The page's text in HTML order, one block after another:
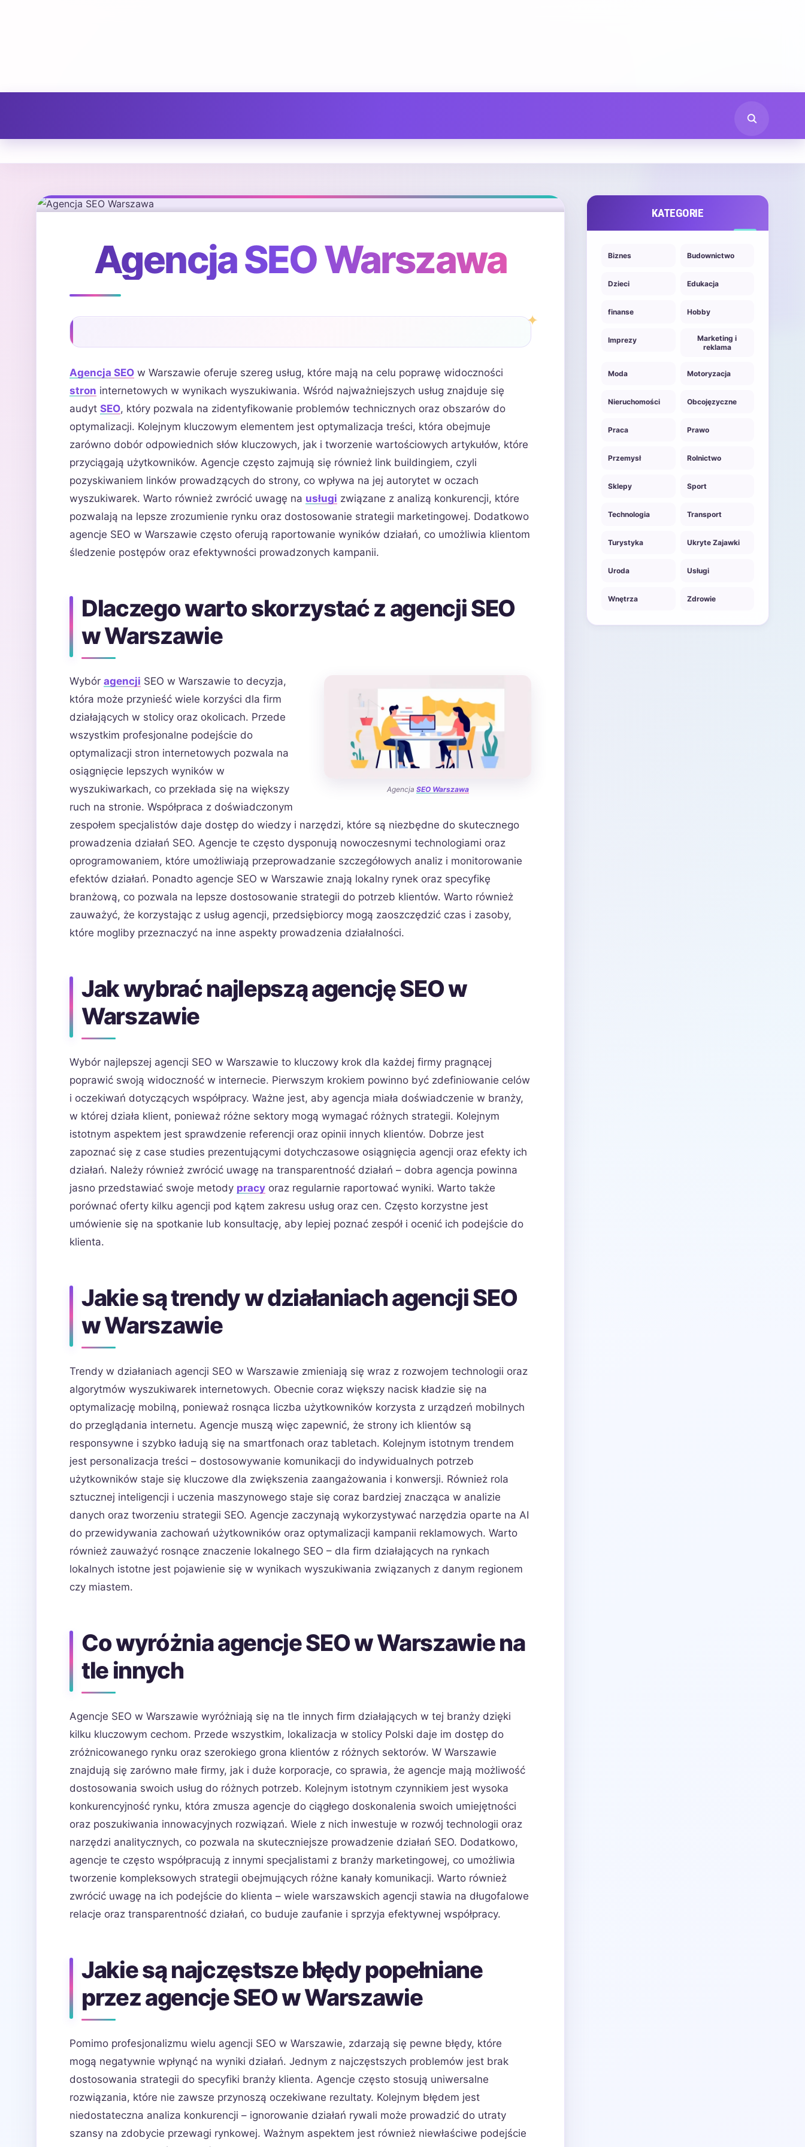
Agencja SEO Warszawa
Agencja SEO w Warszawie oferuje szereg usług, które mają na celu poprawę widoczności
stron internetowych w wynikach wyszukiwania. Wśród najważniejszych usług znajduje się
audyt SEO, który pozwala na zidentyfikowanie problemów technicznych oraz obszarów do
optymalizacji. Kolejnym kluczowym elementem jest optymalizacja treści, która obejmuje
zarówno dobór odpowiednich słów kluczowych, jak i tworzenie wartościowych artykułów, które
przyciągają użytkowników. Agencje często zajmują się również link buildingiem, czyli
pozyskiwaniem linków prowadzących do strony, co wpływa na jej autorytet w oczach
wyszukiwarek. Warto również zwrócić uwagę na usługi związane z analizą konkurencji, które
pozwalają na lepsze zrozumienie rynku oraz dostosowanie strategii marketingowej. Dodatkowo
agencje SEO w Warszawie często oferują raportowanie wyników działań, co umożliwia klientom
śledzenie postępów oraz efektywności prowadzonych kampanii.
Dlaczego warto skorzystać z agencji SEO
w Warszawie
Agencja SEO Warszawa
Wybór agencji SEO w Warszawie to decyzja,
która może przynieść wiele korzyści dla firm
działających w stolicy oraz okolicach. Przede
wszystkim profesjonalne podejście do
optymalizacji stron internetowych pozwala na
osiągnięcie lepszych wyników w
wyszukiwarkach, co przekłada się na większy
ruch na stronie. Współpraca z doświadczonym
zespołem specjalistów daje dostęp do wiedzy i narzędzi, które są niezbędne do skutecznego
prowadzenia działań SEO. Agencje te często dysponują nowoczesnymi technologiami oraz
oprogramowaniem, które umożliwiają przeprowadzanie szczegółowych analiz i monitorowanie
efektów działań. Ponadto agencje SEO w Warszawie znają lokalny rynek oraz specyfikę
branżową, co pozwala na lepsze dostosowanie strategii do potrzeb klientów. Warto również
zauważyć, że korzystając z usług agencji, przedsiębiorcy mogą zaoszczędzić czas i zasoby,
które mogliby przeznaczyć na inne aspekty prowadzenia działalności.
Jak wybrać najlepszą agencję SEO w
Warszawie
Wybór najlepszej agencji SEO w Warszawie to kluczowy krok dla każdej firmy pragnącej
poprawić swoją widoczność w internecie. Pierwszym krokiem powinno być zdefiniowanie celów
i oczekiwań dotyczących współpracy. Ważne jest, aby agencja miała doświadczenie w branży,
w której działa klient, ponieważ różne sektory mogą wymagać różnych strategii. Kolejnym
istotnym aspektem jest sprawdzenie referencji oraz opinii innych klientów. Dobrze jest
zapoznać się z case studies prezentującymi dotychczasowe osiągnięcia agencji oraz efekty ich
działań. Należy również zwrócić uwagę na transparentność działań – dobra agencja powinna
jasno przedstawiać swoje metody pracy oraz regularnie raportować wyniki. Warto także
porównać oferty kilku agencji pod kątem zakresu usług oraz cen. Często korzystne jest
umówienie się na spotkanie lub konsultację, aby lepiej poznać zespół i ocenić ich podejście do
klienta.
Jakie są trendy w działaniach agencji SEO
w Warszawie
Trendy w działaniach agencji SEO w Warszawie zmieniają się wraz z rozwojem technologii oraz
algorytmów wyszukiwarek internetowych. Obecnie coraz większy nacisk kładzie się na
optymalizację mobilną, ponieważ rosnąca liczba użytkowników korzysta z urządzeń mobilnych
do przeglądania internetu. Agencje muszą więc zapewnić, że strony ich klientów są
responsywne i szybko ładują się na smartfonach oraz tabletach. Kolejnym istotnym trendem
jest personalizacja treści – dostosowywanie komunikacji do indywidualnych potrzeb
użytkowników staje się kluczowe dla zwiększenia zaangażowania i konwersji. Również rola
sztucznej inteligencji i uczenia maszynowego staje się coraz bardziej znacząca w analizie
danych oraz tworzeniu strategii SEO. Agencje zaczynają wykorzystywać narzędzia oparte na AI
do przewidywania zachowań użytkowników oraz optymalizacji kampanii reklamowych. Warto
również zauważyć rosnące znaczenie lokalnego SEO – dla firm działających na rynkach
lokalnych istotne jest pojawienie się w wynikach wyszukiwania związanych z danym regionem
czy miastem.
Co wyróżnia agencje SEO w Warszawie na
tle innych
Agencje SEO w Warszawie wyróżniają się na tle innych firm działających w tej branży dzięki
kilku kluczowym cechom. Przede wszystkim, lokalizacja w stolicy Polski daje im dostęp do
zróżnicowanego rynku oraz szerokiego grona klientów z różnych sektorów. W Warszawie
znajdują się zarówno małe firmy, jak i duże korporacje, co sprawia, że agencje mają możliwość
dostosowania swoich usług do różnych potrzeb. Kolejnym istotnym czynnikiem jest wysoka
konkurencyjność rynku, która zmusza agencje do ciągłego doskonalenia swoich umiejętności
oraz poszukiwania innowacyjnych rozwiązań. Wiele z nich inwestuje w rozwój technologii oraz
narzędzi analitycznych, co pozwala na skuteczniejsze prowadzenie działań SEO. Dodatkowo,
agencje te często współpracują z innymi specjalistami z branży marketingowej, co umożliwia
tworzenie kompleksowych strategii obejmujących różne kanały komunikacji. Warto również
zwrócić uwagę na ich podejście do klienta – wiele warszawskich agencji stawia na długofalowe
relacje oraz transparentność działań, co buduje zaufanie i sprzyja efektywnej współpracy.
Jakie są najczęstsze błędy popełniane
przez agencje SEO w Warszawie
Pomimo profesjonalizmu wielu agencji SEO w Warszawie, zdarzają się pewne błędy, które
mogą negatywnie wpłynąć na wyniki działań. Jednym z najczęstszych problemów jest brak
dostosowania strategii do specyfiki branży klienta. Agencje często stosują uniwersalne
rozwiązania, które nie zawsze przynoszą oczekiwane rezultaty. Kolejnym błędem jest
niedostateczna analiza konkurencji – ignorowanie działań rywali może prowadzić do utraty
szansy na zdobycie przewagi rynkowej. Ważnym aspektem jest również niewłaściwe podejście
KATEGORIE
Biznes Budownictwo
Dzieci Edukacja
finanse Hobby
Imprezy
Marketing i
reklama
Moda Motoryzacja
Nieruchomości Obcojęzyczne
Praca Prawo
Przemysł Rolnictwo
Sklepy Sport
Technologia Transport
Turystyka Ukryte Zajawki
Uroda Usługi
Wnętrza Zdrowie